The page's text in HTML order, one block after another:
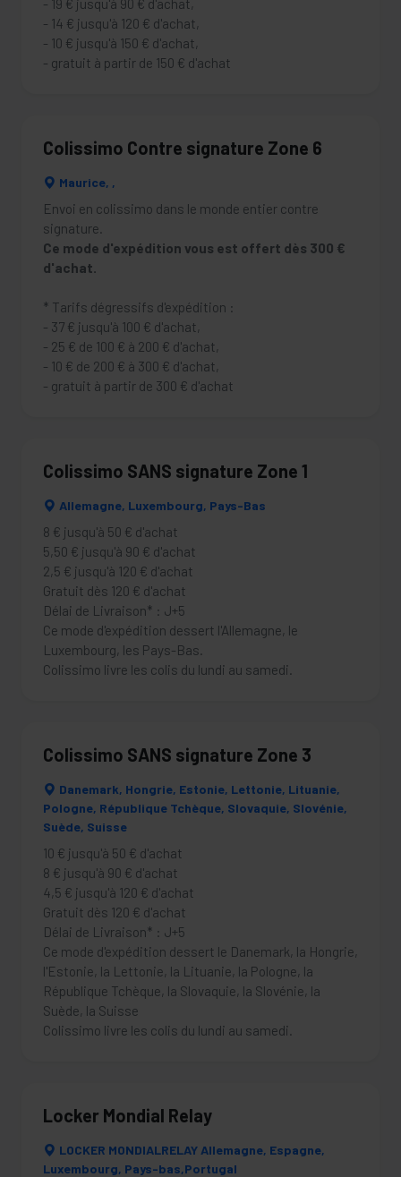
- 19 € jusqu'à 90 € d'achat,
- 14 € jusqu'à 120 € d'achat,
- 10 € jusqu'à 150 € d'achat,
- gratuit à partir de 150 € d'achat
Colissimo Contre signature Zone 6
Maurice, ,
Envoi en colissimo dans le monde entier contre
signature.
Ce mode d'expédition vous est offert dès 300 €
d'achat.
* Tarifs dégressifs d'expédition :
- 37 € jusqu'à 100 € d'achat,
- 25 € de 100 € à 200 € d'achat,
- 10 € de 200 € à 300 € d'achat,
- gratuit à partir de 300 € d'achat
Colissimo SANS signature Zone 1
Allemagne, Luxembourg, Pays-Bas
8 € jusqu'à 50 € d'achat
5,50 € jusqu'à 90 € d'achat
2,5 € jusqu'à 120 € d'achat
Gratuit dès 120 € d'achat
Délai de Livraison* : J+5
Ce mode d'expédition dessert l'Allemagne, le
Luxembourg, les Pays-Bas.
Colissimo livre les colis du lundi au samedi.
Colissimo SANS signature Zone 3
Danemark, Hongrie, Estonie, Lettonie, Lituanie,
Pologne, République Tchèque, Slovaquie, Slovénie,
Suède, Suisse
10 € jusqu'à 50 € d'achat
8 € jusqu'à 90 € d'achat
4,5 € jusqu'à 120 € d'achat
Gratuit dès 120 € d'achat
Délai de Livraison* : J+5
Ce mode d'expédition dessert le Danemark, la Hongrie,
l'Estonie, la Lettonie, la Lituanie, la Pologne, la
République Tchèque, la Slovaquie, la Slovénie, la
Suède, la Suisse
Colissimo livre les colis du lundi au samedi.
Locker Mondial Relay
LOCKER MONDIALRELAY Allemagne, Espagne,
Luxembourg, Pays-bas,Portugal